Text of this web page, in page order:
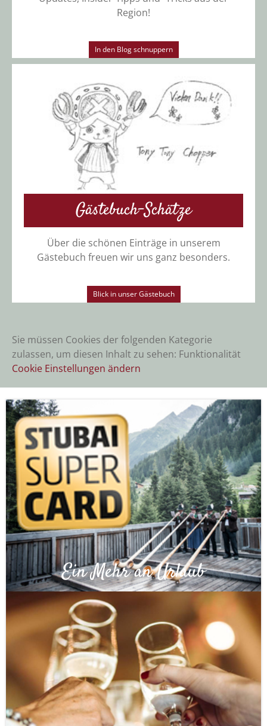
Region!
In den Blog schnuppern
Gästebuch-Schätze
Über die schönen Einträge in unserem
Gästebuch freuen wir uns ganz besonders.
Blick in unser Gästebuch
Sie müssen Cookies der folgenden Kategorie
zulassen, um diesen Inhalt zu sehen: Funktionalität
Cookie Einstellungen ändern
Ein Mehr an Urlaub